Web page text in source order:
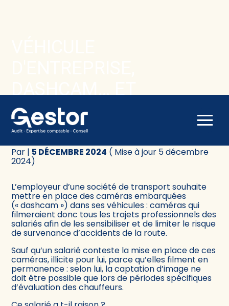
Aller
au
Être prêt pour la facturation électronique
Juridique
Audit
Conseil
DASHCAM… ET
SURVEILLANCE DE
L'EMPLOYEUR ?
Par | 5 DÉCEMBRE 2024 ( Mise à jour 5 décembre
2024)
L’employeur d’une société de transport souhaite
mettre en place des caméras embarquées
(« dashcam ») dans ses véhicules : caméras qui
filmeraient donc tous les trajets professionnels des
salariés afin de les sensibiliser et de limiter le risque
de survenance d’accidents de la route.
Sauf qu’un salarié conteste la mise en place de ces
caméras, illicite pour lui, parce qu’elles filment en
permanence : selon lui, la captation d’image ne
doit être possible que lors de périodes spécifiques
d’évaluation des chauffeurs.